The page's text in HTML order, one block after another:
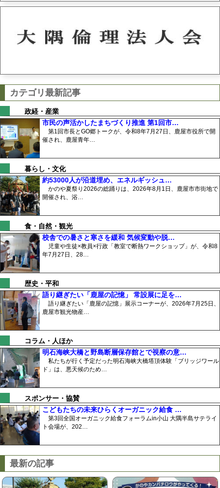
カテゴリ最新記事
政経・産業
市民の声活かしたまちづくり推進 第1回市…
第1回市長とGO郷トークが、令和8年7月27日、鹿屋市役所で開
催され、鹿屋青年…
暮らし・文化
約53000人が沿道埋め、エネルギッシュ…
かのや夏祭り2026の総踊りは、2026年8月1日、鹿屋市市街地で
開催され、浴…
食・自然・観光
校舎での暑さと寒さを緩和 気候変動や脱…
児童や生徒×教員×行政「教室で断熱ワークショップ」が、令和8
年7月27日、28…
歴史・平和
語り継ぎたい「鹿屋の記憶」 常設展に足を…
語り継ぎたい「鹿屋の記憶」展示コーナーが、2026年7月25日、
鹿屋市観光物産…
コラム・人ほか
明石海峡大橋と野島断層保存館とで視察の意…
私たちが行く予定だった明石海峡大橋塔頂体験「ブリッジワール
ド」は、悪天候のため…
スポンサー・協賛
こどもたちの未来ひらくオーガニック給食 …
第3回全国オーガニック給食フォーラムin小山 大隅半島サテライ
ト会場が、202…
最新の記事